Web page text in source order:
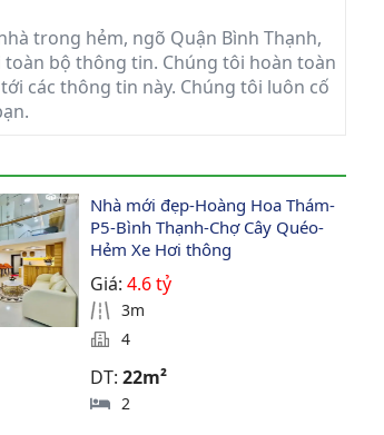
trong hẻm, ngõ Quận Bình Thạnh,
bộ thông tin. Chúng tôi hoàn toàn
các thông tin này. Chúng tôi luôn cố
Nhà mới đẹp-Hoàng Hoa Thám-
P5-Bình Thạnh-Chợ Cây Quéo-
Hẻm Xe Hơi thông
Giá: 4.6 tỷ
3m
4
DT: 22m²
2